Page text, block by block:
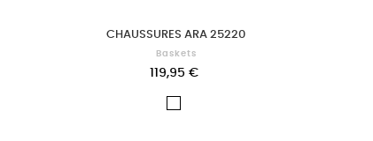
CHAUSSURES ARA 25220
Baskets
119,95 €